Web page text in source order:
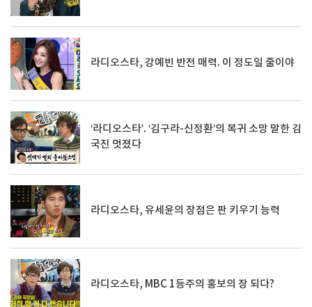
라디오스타, 강예빈 반전 매력. 이 정도일 줄이야
‘라디오스타’. ‘김구라-신정환’의 복귀 소망 말한 김
국진 멋졌다
라디오스타, 유세윤의 장점은 판 키우기 능력
라디오스타, MBC 1등주의 홍보의 장 되다?